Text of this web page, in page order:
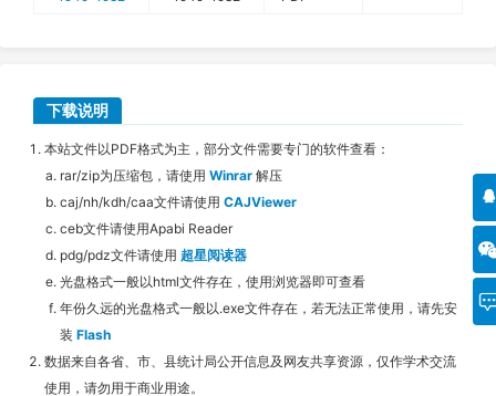
下载说明
本站文件以PDF格式为主，部分文件需要专门的软件查看：
rar/zip为压缩包，请使用 Winrar 解压
caj/nh/kdh/caa文件请使用 CAJViewer
ceb文件请使用Apabi Reader
pdg/pdz文件请使用 超星阅读器
光盘格式一般以html文件存在，使用浏览器即可查看
年份久远的光盘格式一般以.exe文件存在，若无法正常使用，请先安
装 Flash
数据来自各省、市、县统计局公开信息及网友共享资源，仅作学术交流
使用，请勿用于商业用途。